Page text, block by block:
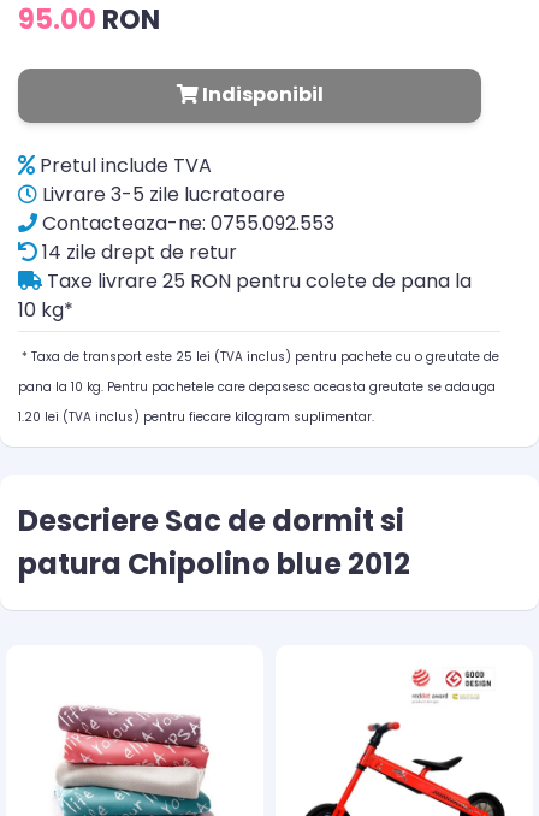
95.00 RON
Indisponibil
Pretul include TVA
Livrare 3-5 zile lucratoare
Contacteaza-ne: 0755.092.553
14 zile drept de retur
Taxe livrare 25 RON pentru colete de pana la
10 kg*
* Taxa de transport este 25 lei (TVA inclus) pentru pachete cu o greutate de
pana la 10 kg. Pentru pachetele care depasesc aceasta greutate se adauga
1.20 lei (TVA inclus) pentru fiecare kilogram suplimentar.
Descriere Sac de dormit si
patura Chipolino blue 2012